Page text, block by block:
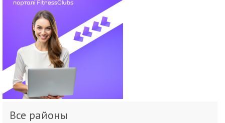
Все районы